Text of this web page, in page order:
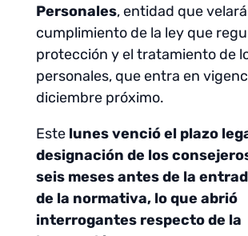
Personales, entidad que
cumplimiento de la ley que
protección y el tratamiento de
personales, que entra en
diciembre próximo.
Este lunes venció el plazo
designación de los
seis meses antes de la
de la normativa, lo que abrió
interrogantes respecto de la